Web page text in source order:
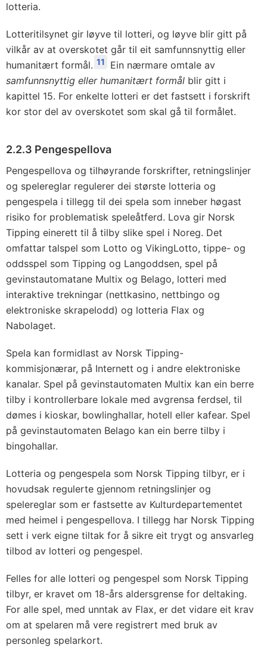
lotteria.
Lotteritilsynet gir løyve til lotteri, og løyve blir gitt på
vilkår av at overskotet går til eit samfunnsnyttig eller
humanitært formål. 11
Ein nærmare omtale av
samfunnsnyttig eller humanitært formål blir gitt i
kapittel 15. For enkelte lotteri er det fastsett i forskrift
kor stor del av overskotet som skal gå til formålet.
2.2.3 Pengespellova
Pengespellova og tilhøyrande forskrifter, retningslinjer
og spelereglar regulerer dei største lotteria og
pengespela i tillegg til dei spela som inneber høgast
risiko for problematisk speleåtferd. Lova gir Norsk
Tipping einerett til å tilby slike spel i Noreg. Det
omfattar talspel som Lotto og VikingLotto, tippe- og
oddsspel som Tipping og Langoddsen, spel på
gevinstautomatane Multix og Belago, lotteri med
interaktive trekningar (nettkasino, nettbingo og
elektroniske skrapelodd) og lotteria Flax og
Nabolaget.
Spela kan formidlast av Norsk Tipping-
kommisjonærar, på Internett og i andre elektroniske
kanalar. Spel på gevinstautomaten Multix kan ein berre
tilby i kontrollerbare lokale med avgrensa ferdsel, til
dømes i kioskar, bowlinghallar, hotell eller kafear. Spel
på gevinstautomaten Belago kan ein berre tilby i
bingohallar.
Lotteria og pengespela som Norsk Tipping tilbyr, er i
hovudsak regulerte gjennom retningslinjer og
spelereglar som er fastsette av Kulturdepartementet
med heimel i pengespellova. I tillegg har Norsk Tipping
sett i verk eigne tiltak for å sikre eit trygt og ansvarleg
tilbod av lotteri og pengespel.
Felles for alle lotteri og pengespel som Norsk Tipping
tilbyr, er kravet om 18-års aldersgrense for deltaking.
For alle spel, med unntak av Flax, er det vidare eit krav
om at spelaren må vere registrert med bruk av
personleg spelarkort.